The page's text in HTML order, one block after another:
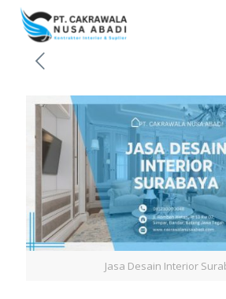
Jasa Desain Interior